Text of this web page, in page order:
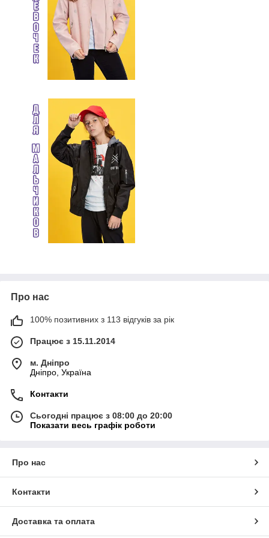
Про нас
100% позитивних з 113 відгуків за рік
Працює з 15.11.2014
м. Дніпро
Дніпро, Україна
Контакти
Сьогодні працює з 08:00 до 20:00
Показати весь графік роботи
Про нас
Контакти
Доставка та оплата